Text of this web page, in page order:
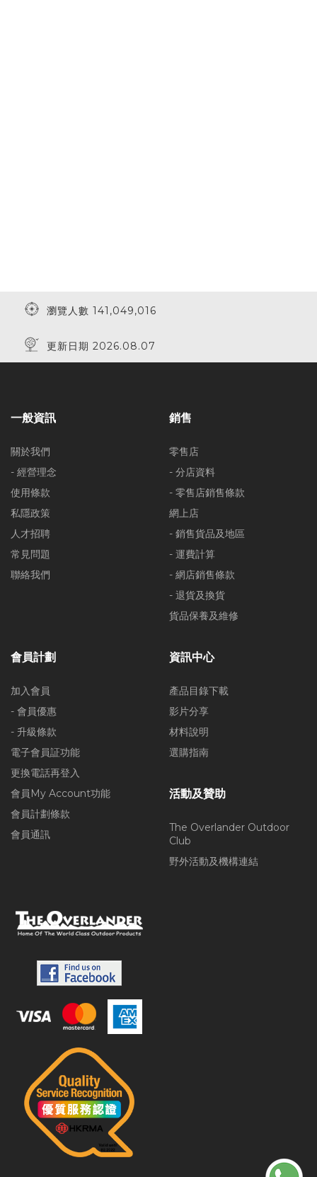
瀏覽人數 141,049,016
更新日期 2026.08.07
一般資訊
關於我們
- 經營理念
使用條款
私隱政策
人才招聘
常見問題
聯絡我們
銷售
零售店
- 分店資料
- 零售店銷售條款
網上店
- 銷售貨品及地區
- 運費計算
- 網店銷售條款
- 退貨及換貨
貨品保養及維修
會員計劃
加入會員
- 會員優惠
- 升級條款
電子會員証功能
更換電話再登入
會員My Account功能
會員計劃條款
會員通訊
資訊中心
產品目錄下載
影片分享
材料說明
選購指南
活動及贊助
The Overlander Outdoor
Club
野外活動及機構連結